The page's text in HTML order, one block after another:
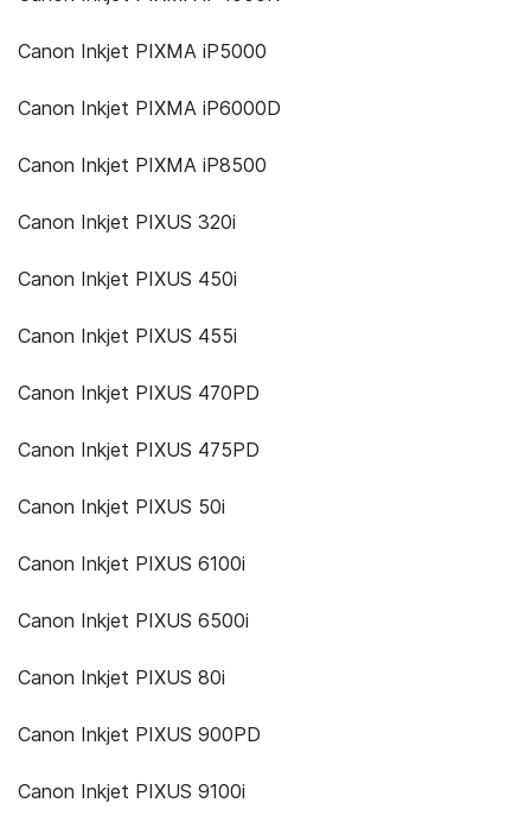
Canon Inkjet PIXMA iP5000
Canon Inkjet PIXMA iP6000D
Canon Inkjet PIXMA iP8500
Canon Inkjet PIXUS 320i
Canon Inkjet PIXUS 450i
Canon Inkjet PIXUS 455i
Canon Inkjet PIXUS 470PD
Canon Inkjet PIXUS 475PD
Canon Inkjet PIXUS 50i
Canon Inkjet PIXUS 6100i
Canon Inkjet PIXUS 6500i
Canon Inkjet PIXUS 80i
Canon Inkjet PIXUS 900PD
Canon Inkjet PIXUS 9100i